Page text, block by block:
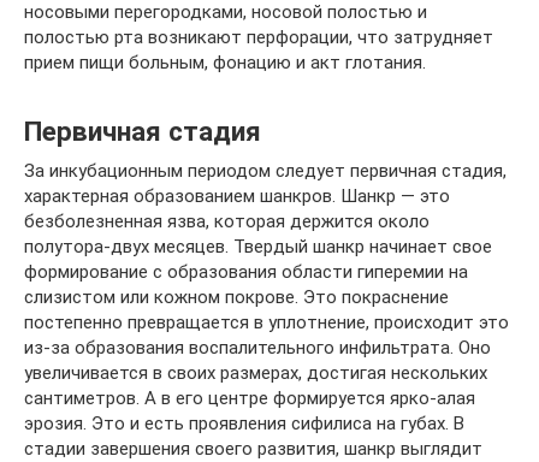
носовыми перегородками, носовой полостью и
полостью рта возникают перфорации, что затрудняет
прием пищи больным, фонацию и акт глотания.
Первичная стадия
За инкубационным периодом следует первичная стадия,
характерная образованием шанкров. Шанкр — это
безболезненная язва, которая держится около
полутора-двух месяцев. Твердый шанкр начинает свое
формирование с образования области гиперемии на
слизистом или кожном покрове. Это покраснение
постепенно превращается в уплотнение, происходит это
из-за образования воспалительного инфильтрата. Оно
увеличивается в своих размерах, достигая нескольких
сантиметров. А в его центре формируется ярко-алая
эрозия. Это и есть проявления сифилиса на губах. В
стадии завершения своего развития, шанкр выглядит